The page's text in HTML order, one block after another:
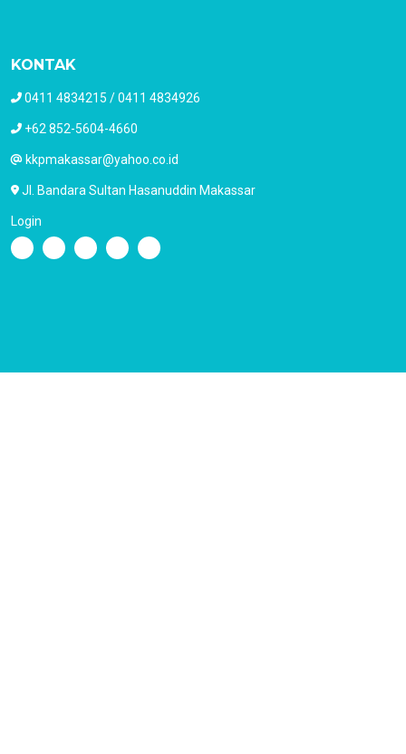
KONTAK
0411 4834215 / 0411 4834926
+62 852-5604-4660
kkpmakassar@yahoo.co.id
Jl. Bandara Sultan Hasanuddin Makassar
Login